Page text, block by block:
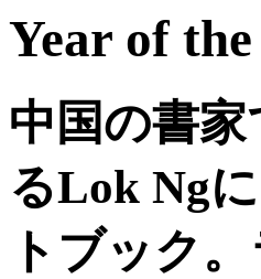
Year of
中国の書
るLok Ng
トブック